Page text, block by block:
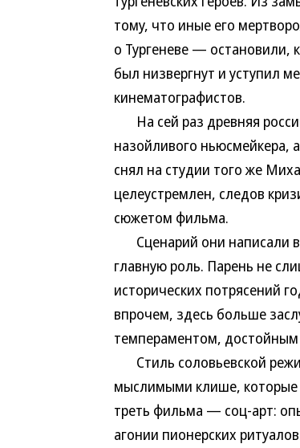
тому, что иные его
о Тургеневе — остановили,
был низвергнут и уступил
кинематографистов.
На сей раз древняя
назойливого ньюсмейкера,
снял на студии того же
целеустремлен, следов
сюжетом фильма.
Сценарий они написали
главную роль. Парень не
исторических потрясений
впрочем, здесь больше
темпераментом, достойным
Стиль соловьевской
мыслимыми клише, которые
треть фильма — соц-арт:
агонии пионерских